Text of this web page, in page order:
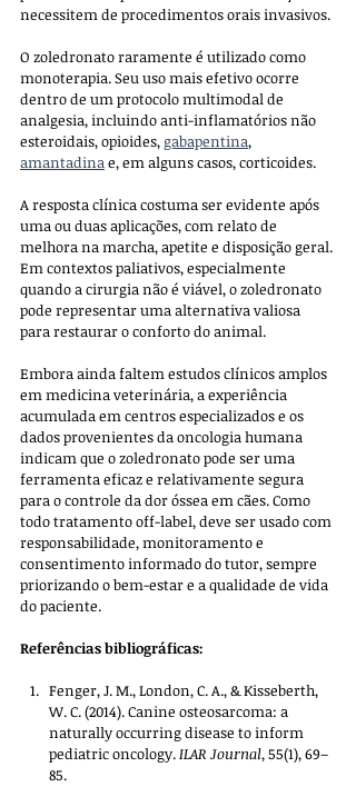
necessitem de procedimentos orais invasivos.
O zoledronato raramente é utilizado como
monoterapia. Seu uso mais efetivo ocorre
dentro de um protocolo multimodal de
analgesia, incluindo anti-inflamatórios não
esteroidais, opioides, gabapentina,
amantadina e, em alguns casos, corticoides.
A resposta clínica costuma ser evidente após
uma ou duas aplicações, com relato de
melhora na marcha, apetite e disposição geral.
Em contextos paliativos, especialmente
quando a cirurgia não é viável, o zoledronato
pode representar uma alternativa valiosa
para restaurar o conforto do animal.
Embora ainda faltem estudos clínicos amplos
em medicina veterinária, a experiência
acumulada em centros especializados e os
dados provenientes da oncologia humana
indicam que o zoledronato pode ser uma
ferramenta eficaz e relativamente segura
para o controle da dor óssea em cães. Como
todo tratamento off-label, deve ser usado com
responsabilidade, monitoramento e
consentimento informado do tutor, sempre
priorizando o bem-estar e a qualidade de vida
do paciente.
Referências bibliográficas:
Fenger, J. M., London, C. A., & Kisseberth,
W. C. (2014). Canine osteosarcoma: a
naturally occurring disease to inform
pediatric oncology. ILAR Journal, 55(1), 69–
85.